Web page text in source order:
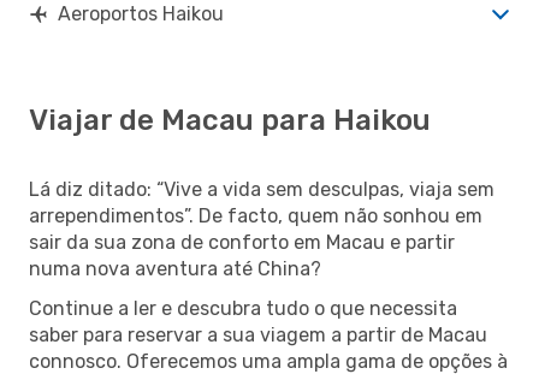
Aeroportos Haikou
Viajar de Macau para Haikou
Lá diz ditado: “Vive a vida sem desculpas, viaja sem
arrependimentos”. De facto, quem não sonhou em
sair da sua zona de conforto em Macau e partir
numa nova aventura até China?
Continue a ler e descubra tudo o que necessita
saber para reservar a sua viagem a partir de Macau
connosco. Oferecemos uma ampla gama de opções à